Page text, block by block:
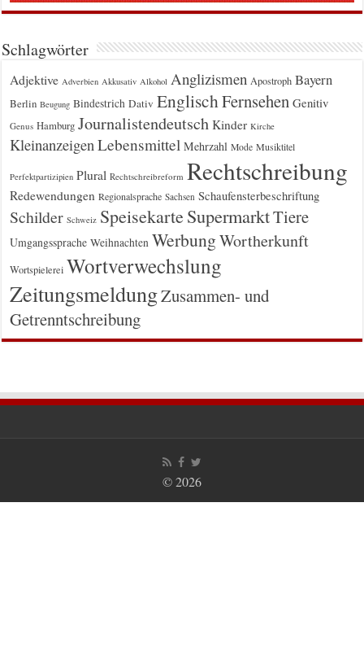
Schlagwörter
Adjektive Adverbien Akkusativ Alkohol Anglizismen Apostroph Bayern
Berlin Beugung Bindestrich Dativ EnglischFernsehen Genitiv
Genus Hamburg Journalistendeutsch Kinder Kirche
KleinanzeigenLebensmittel Mehrzahl Mode Musiktitel
Perfektpartizipien Plural Rechtschreibreform Rechtschreibung
Redewendungen Regionalsprache Sachsen Schaufensterbeschriftung
Schilder Schweiz Speisekarte SupermarktTiere
Umgangssprache Weihnachten WerbungWortherkunft
Wortspielerei Wortverwechslung
ZeitungsmeldungZusammen- und
Getrenntschreibung
© 2026